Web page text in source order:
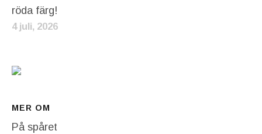
röda färg!
4 juli, 2026
MER OM
På spåret